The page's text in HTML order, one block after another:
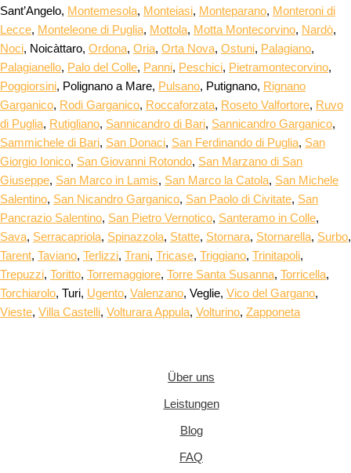
Sant’Angelo, Montemesola, Monteiasi, Monteparano, Monteroni di
Lecce, Monteleone di Puglia, Mottola, Motta Montecorvino, Nardò,
Noci, Noicàttaro, Ordona, Oria, Orta Nova, Ostuni, Palagiano,
Palagianello, Palo del Colle, Panni, Peschici, Pietramontecorvino,
Poggiorsini, Polignano a Mare, Pulsano, Putignano, Rignano
Garganico, Rodi Garganico, Roccaforzata, Roseto Valfortore, Ruvo
di Puglia, Rutigliano, Sannicandro di Bari, Sannicandro Garganico,
Sammichele di Bari, San Donaci, San Ferdinando di Puglia, San
Giorgio Ionico, San Giovanni Rotondo, San Marzano di San
Giuseppe, San Marco in Lamis, San Marco la Catola, San Michele
Salentino, San Nicandro Garganico, San Paolo di Civitate, San
Pancrazio Salentino, San Pietro Vernotico, Santeramo in Colle,
Sava, Serracapriola, Spinazzola, Statte, Stornara, Stornarella, Surbo,
Tarent, Taviano, Terlizzi, Trani, Tricase, Triggiano, Trinitapoli,
Trepuzzi, Toritto, Torremaggiore, Torre Santa Susanna, Torricella,
Torchiarolo, Turi, Ugento, Valenzano, Veglie, Vico del Gargano,
Vieste, Villa Castelli, Volturara Appula, Volturino, Zapponeta
Über uns
Leistungen
Blog
FAQ